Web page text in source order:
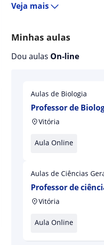
Veja mais
Minhas aulas
Dou aulas On-line
Aulas de Biologia
Professor de
Vitória
Aula Online
Aulas de Ciências
Professor de
licenciatura
Vitória
Aula Online